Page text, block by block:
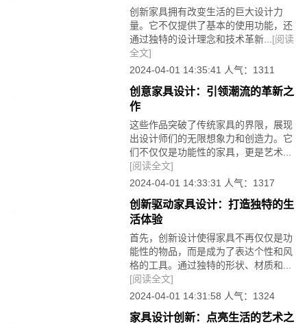
创新家具拥有改变生活的巨大设计力
量。它不仅提供了基本的使用功能，还
通过独特的设计理念和技术革新... [阅读
全文]
2024-04-01 14:35:41 人气：1311
创意家具设计：引领潮流的革新之
作
这些作品突破了传统家具的界限，展现
出设计师们的无限想象力和创造力。它
们不仅仅是功能性的家具，更是艺术...
[阅读全文]
2024-04-01 14:33:31 人气：1317
创新驱动家具设计：打造独特的生
活体验
首先，创新设计使得家具不再仅仅是功
能性的物品，而是成为了表达个性和风
格的工具。通过独特的形状、材质和...
[阅读全文]
2024-04-01 14:31:58 人气：1324
家具设计创新：点亮生活的艺术之